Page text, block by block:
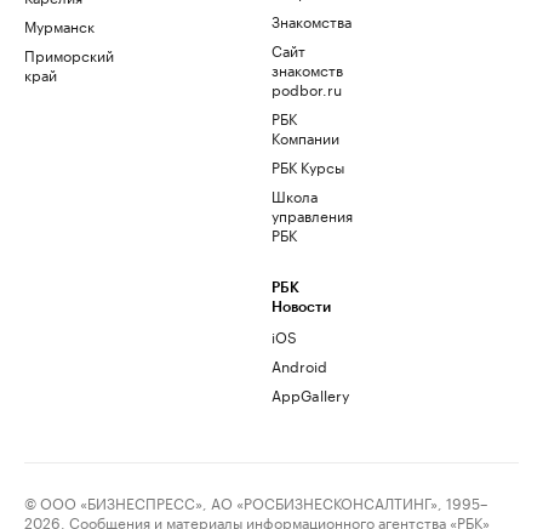
Мурманск
Приморский
край
Знакомства
Сайт
знакомств
podbor.ru
РБК
Компании
РБК Курсы
Школа
управления
РБК
РБК
Новости
iOS
Android
AppGallery
© ООО «БИЗНЕСПРЕСС», АО «РОСБИЗНЕСКОНСАЛТИНГ», 1995–
2026. Сообщения и материалы информационного агентства «РБК»